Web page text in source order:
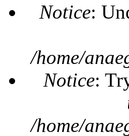
Notice:
/home/
Notice:
/home/